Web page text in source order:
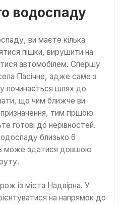
водоспаду
ви маєте кілька
пішки, вирушити на
автомобілем. Спершу
Пасічне, адже саме з
починається шлях до
що чим ближче ви
тим гіршою
готові до нерівностей.
близько 6
може здатися довшою
із міста Надвірна. У
на напрямок до